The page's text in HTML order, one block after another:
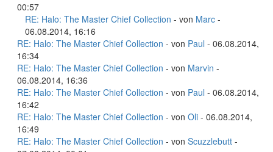
00:57
RE: Halo: The Master Chief Collection - von Marc -
06.08.2014, 16:16
RE: Halo: The Master Chief Collection - von Paul - 06.08.2014,
16:34
RE: Halo: The Master Chief Collection - von Marvin -
06.08.2014, 16:36
RE: Halo: The Master Chief Collection - von Paul - 06.08.2014,
16:42
RE: Halo: The Master Chief Collection - von Oli - 06.08.2014,
16:49
RE: Halo: The Master Chief Collection - von Scuzzlebutt -